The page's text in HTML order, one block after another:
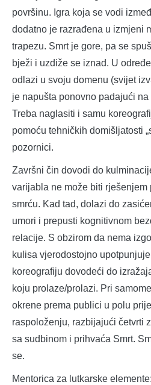
površinu. Igra koja se vodi
dodatno je razrađena u izmjeni
trapezu. Smrt je gore, pa se
bježi i uzdiže se iznad. U
odlazi u svoju domenu (svijet
je napušta ponovno padajući
Treba naglasiti i samu
pomoću tehničkih domišljatosti
pozornici.
Završni čin dovodi do
varijabla ne može biti rješenjem
smrću. Kad tad, dolazi do
umori i prepusti kognitivnom
relacije. S obzirom da nema
kulisa vjerodostojno
koreografiju dovodeći do
koju prolaze/prolazi. Pri
okrene prema publici u polu
raspoloženju, razbijajući četvrti
sa sudbinom i prihvaća Smrt.
se.
Mentorica za lutkarske